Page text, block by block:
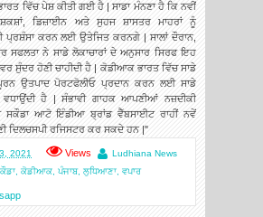
ਵਿੱਚ ਪੇਸ਼ ਕੀਤੀ ਗਈ ਹੈ | ਸਾਡਾ ਮੰਨਣਾ ਹੈ ਕਿ ਨਵੀਂ
ਡਿਜ਼ਾਈਨ ਅਤੇ ਸੁਹਜ ਸ਼ਾਸਤਰ ਮਾਹਰਾਂ ਨੂੰ
ਪ੍ਰਸ਼ੰਸਾ ਕਰਨ ਲਈ ਉਤੇਜਿਤ ਕਰਨਗੇ | ਸਾਲਾਂ ਦੌਰਾਨ,
ਸਫਲਤਾ ਨੇ ਸਾਡੇ ਲੋਕਾਚਾਰਾਂ ਦੇ ਅਨੁਸਾਰ ਸਿਰਫ ਇਹ
ਸੁੰਦਰ ਹੋਣੀ ਚਾਹੀਦੀ ਹੈ | ਕੋਡੀਆਕ ਭਾਰਤ ਵਿੱਚ ਸਾਡੇ
ਉਤਪਾਦ ਪੋਰਟਫੋਲੀਓ ਪ੍ਰਦਾਨ ਕਰਨ ਲਈ ਸਾਡੇ
ਹੈ | ਸੰਭਾਵੀ ਗਾਹਕ ਆਪਣੀਆਂ ਨਜ਼ਦੀਕੀ
ਸਕੌਡਾ ਆਟੋ ਇੰਡੀਆ ਬ੍ਰਾਂਡ ਵੈੱਬਸਾਈਟ ਰਾਹੀਂ ਨਵੇਂ
ਰਜਿਸਟਰ ਕਰ ਸਕਦੇ ਹਨ |"
2021 Views
Ludhiana News
, ਕੋਡੀਆਕ, ਪੰਜਾਬ, ਲੁਧਿਆਣਾ, ਵਪਾਰ